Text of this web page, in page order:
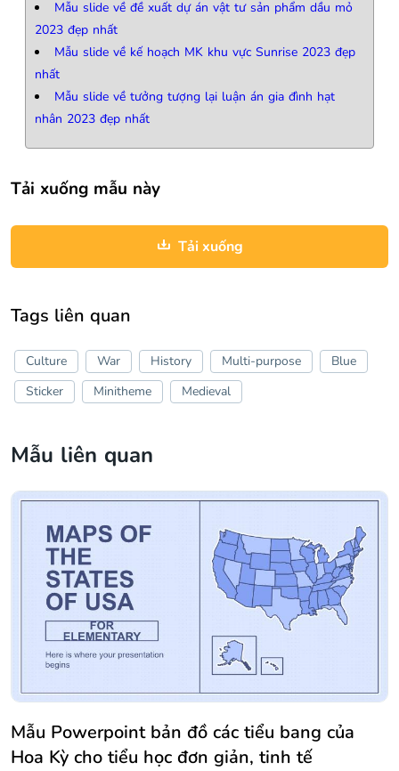
Mẫu slide về đề xuất dự án vật tư sản phẩm dầu mỏ
2023 đẹp nhất
Mẫu slide về kế hoạch MK khu vực Sunrise 2023 đẹp
nhất
Mẫu slide về tưởng tượng lại luận án gia đình hạt
nhân 2023 đẹp nhất
Tải xuống mẫu này
Tải xuống
Tags liên quan
Culture War History Multi-purpose
Blue
Sticker
Minitheme Medieval
Mẫu liên quan
Mẫu Powerpoint bản đồ các tiểu bang của
Hoa Kỳ cho tiểu học đơn giản, tinh tế